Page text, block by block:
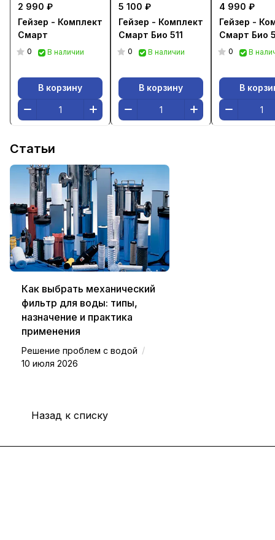
2 990 ₽
Гейзер - Комплект
Смарт
0 В наличии
В корзину
5 100 ₽
Гейзер - Комплект
Смарт Био 511
0 В наличии
В корзину
4 990 ₽
Гейзер -
Смарт Био
0 В
В
Статьи
Как выбрать механический
фильтр для воды: типы,
назначение и практика
применения
Решение проблем с водой /
10 июля 2026
Назад к списку